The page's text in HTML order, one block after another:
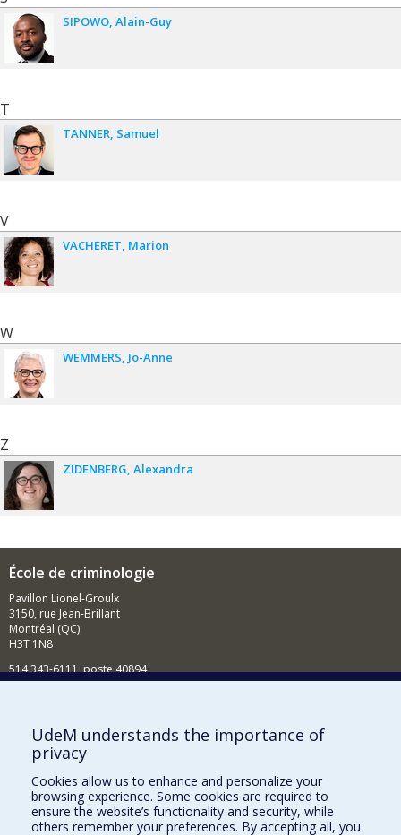
SIPOWO Alain-Guy
T
TANNER Samuel
V
VACHERET Marion
W
WEMMERS Jo-Anne
Z
ZIDENBERG Alexandra
École de criminologie
Pavillon Lionel-Groulx
3150, rue Jean-Brillant
Montréal (QC)
H3T 1N8
514 343-6111, poste 40894
Comment soutenir l'École?
BESOIN D'AIDE?
Plan du site
Signaler une erreur
UdeM understands the importance of
privacy
Cookies allow us to enhance and personalize your
browsing experience. Some cookies are required to
ensure the website’s functionality and security, while
others remember your preferences. By accepting all, you